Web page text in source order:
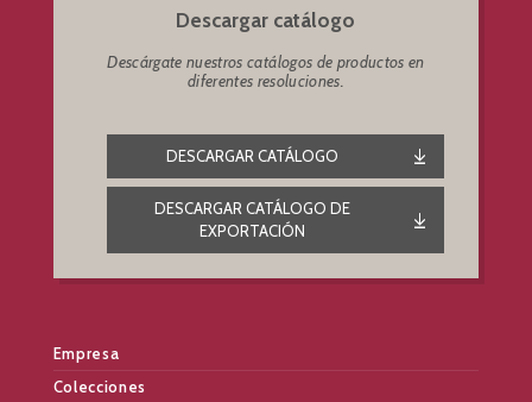
Descargar catálogo
Descárgate nuestros catálogos de productos en
diferentes resoluciones.
DESCARGAR CATÁLOGO
DESCARGAR CATÁLOGO DE
EXPORTACIÓN
Empresa
Colecciones